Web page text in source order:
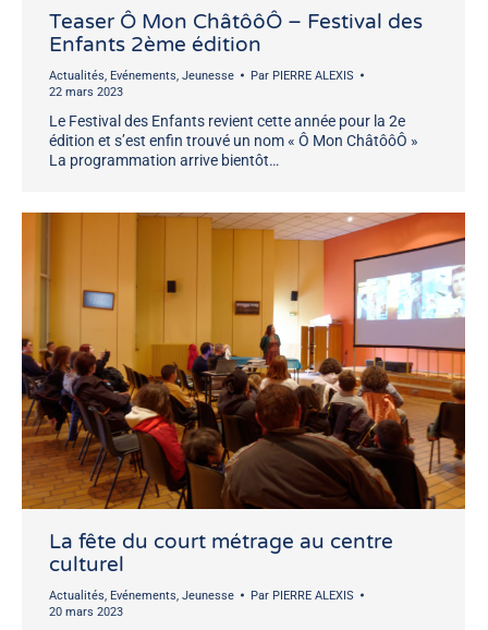
Teaser Ô Mon ChâtôôÔ – Festival des
Enfants 2ème édition
Actualités, Evénements, Jeunesse Par PIERRE ALEXIS
22 mars 2023
Le Festival des Enfants revient cette année pour la 2e
édition et s’est enfin trouvé un nom « Ô Mon ChâtôôÔ »
La programmation arrive bientôt…
La fête du court métrage au centre
culturel
Actualités Evénements Jeunesse Par PIERRE ALEXIS
20 mars 2023